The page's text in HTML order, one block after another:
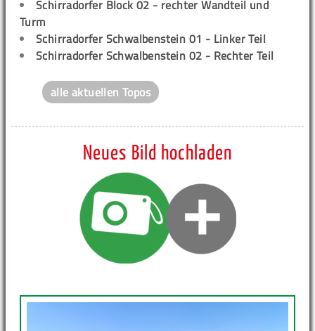
Schirradorfer Block 02 - rechter Wandteil und
Turm
Schirradorfer Schwalbenstein 01 - Linker Teil
Schirradorfer Schwalbenstein 02 - Rechter Teil
alle aktuellen Topos
Neues Bild hochladen